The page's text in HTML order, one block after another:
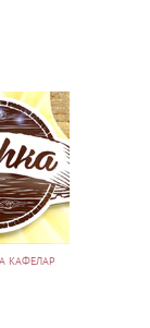
КАФЕЛАР